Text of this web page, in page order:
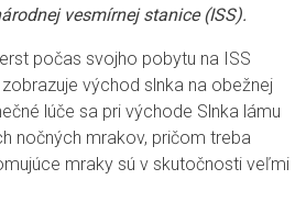
vesmírnej stanice (ISS).
počas svojho pobytu na ISS
východ slnka na obežnej
lúče sa pri východe Slnka lámu
nočných mrakov, pričom treba
mraky sú v skutočnosti veľmi